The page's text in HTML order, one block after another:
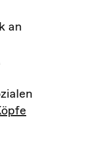
an